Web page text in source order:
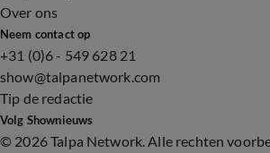
Over ons
Neem contact op
+31 (0)6 - 549 628 21
show@talpanetwork.com
Tip de redactie
Volg Shownieuws
© 2026 Talpa Network. Alle rechten